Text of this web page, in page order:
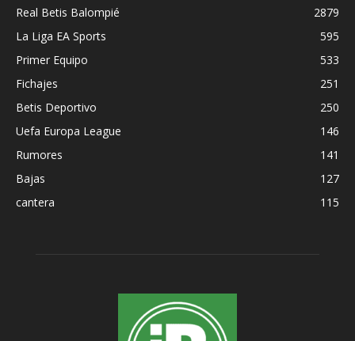
Real Betis Balompié
2879
La Liga EA Sports
595
Primer Equipo
533
Fichajes
251
Betis Deportivo
250
Uefa Europa League
146
Rumores
141
Bajas
127
cantera
115